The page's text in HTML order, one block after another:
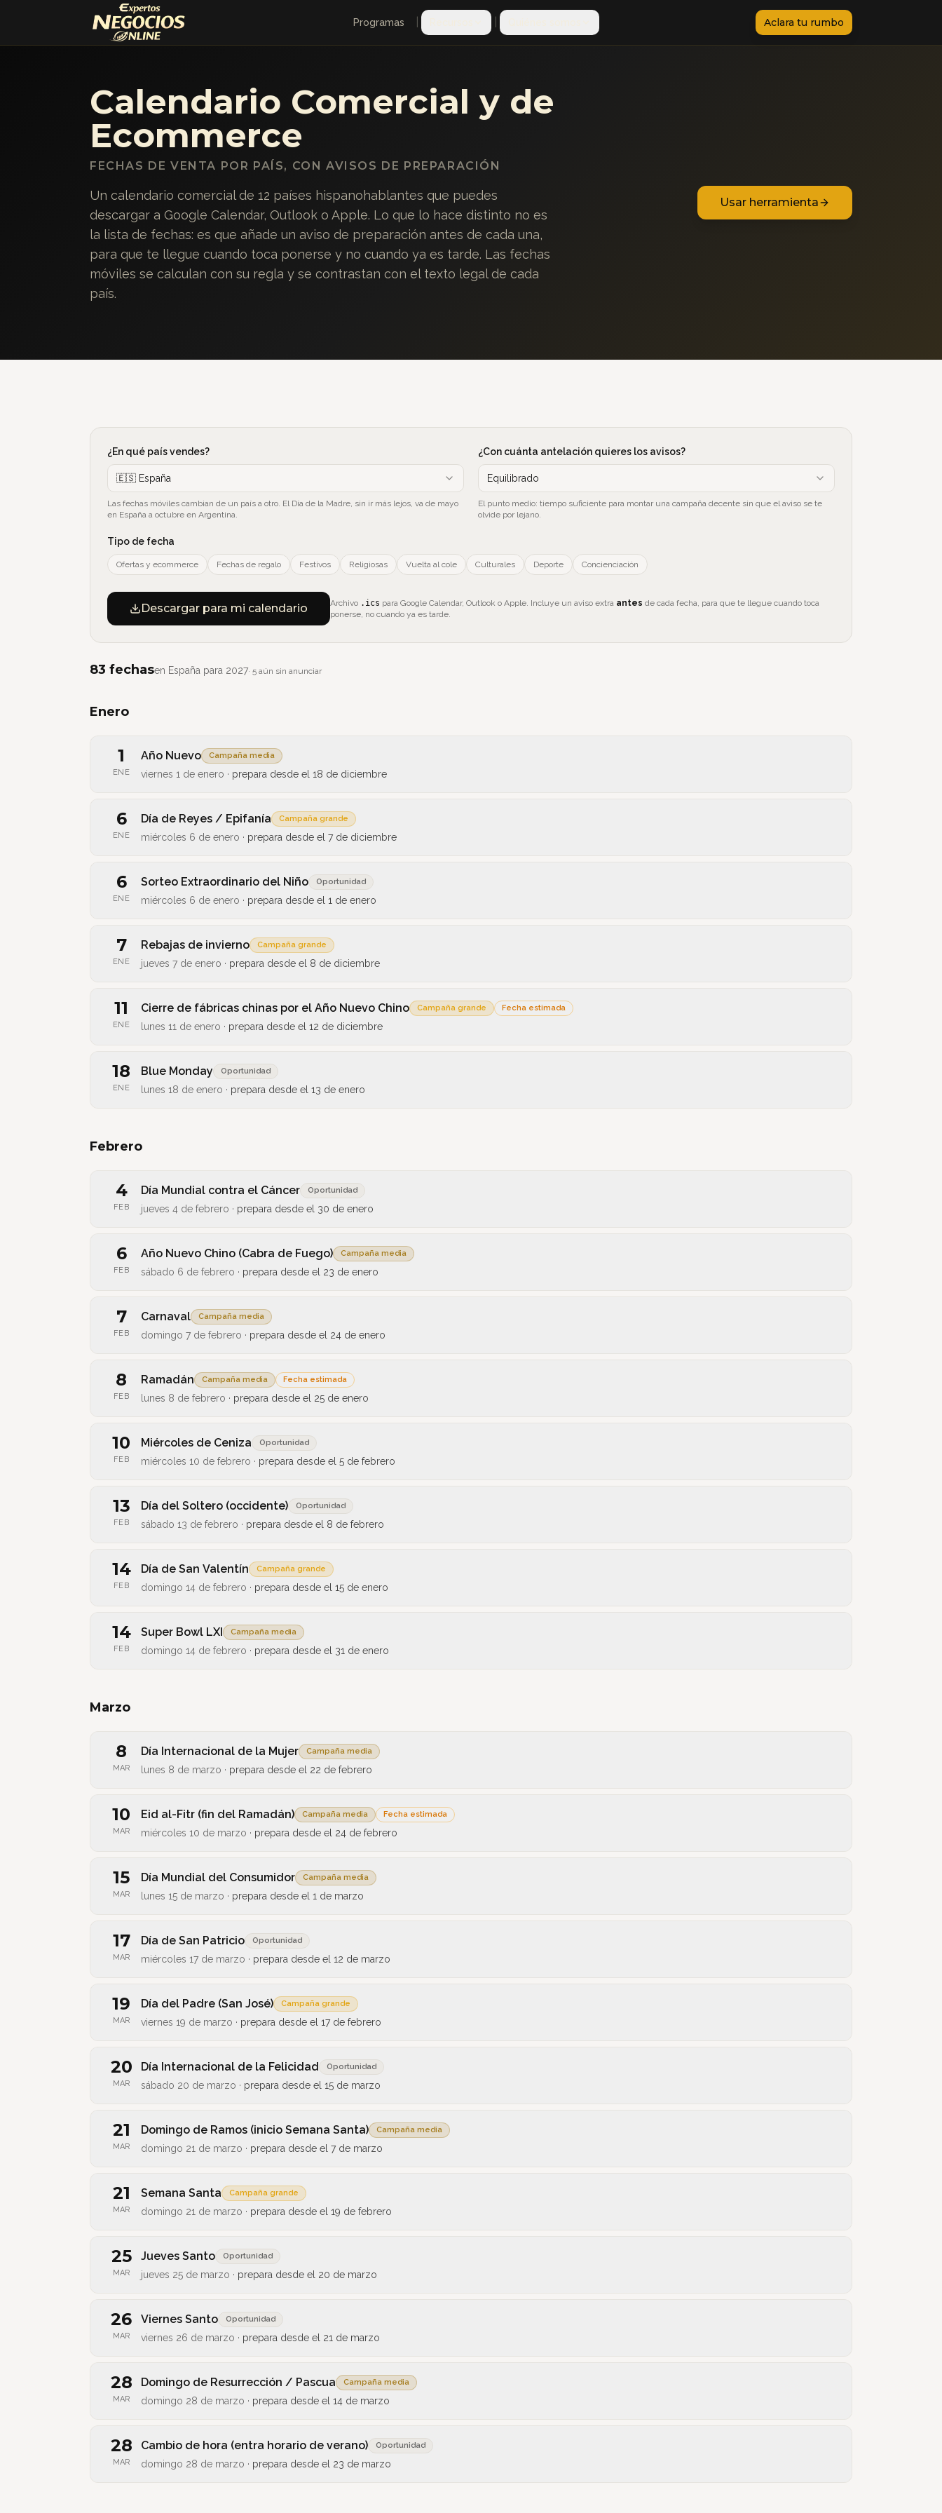
Programas Aclara tu rumbo
Calendario Comercial y de
Ecommerce
FECHAS DE VENTA POR PAÍS, CON AVISOS DE PREPARACIÓN
Un calendario comercial de 12 países hispanohablantes que puedes
descargar a Google Calendar, Outlook o Apple. Lo que lo hace distinto no es
la lista de fechas: es que añade un aviso de preparación antes de cada una,
para que te llegue cuando toca ponerse y no cuando ya es tarde. Las fechas
móviles se calculan con su regla y se contrastan con el texto legal de cada
país.
Usar herramienta
¿En qué país vendes?
🇪🇸 España
Las fechas móviles cambian de un país a otro. El Día de la Madre, sin ir más lejos, va de mayo
en España a octubre en Argentina.
¿Con cuánta antelación quieres los avisos?
Equilibrado
El punto medio: tiempo suficiente para montar una campaña decente sin que el aviso se te
olvide por lejano.
Tipo de fecha
Ofertas y ecommerce Fechas de regalo Festivos Religiosas Vuelta al cole Culturales Deporte Concienciación
Descargar para mi calendario Archivo .ics para Google Calendar, Outlook o Apple. Incluye un aviso extra antes de cada fecha, para que te llegue cuando toca
ponerse, no cuando ya es tarde.
83 fechasen España para 2027· 5 aún sin anunciar
Enero
1
ENE
Año Nuevo Campaña media
viernes 1 de enero · prepara desde el 18 de diciembre
6
ENE
Día de Reyes / Epifanía Campaña grande
miércoles 6 de enero · prepara desde el 7 de diciembre
6
ENE
Sorteo Extraordinario del Niño Oportunidad
miércoles 6 de enero · prepara desde el 1 de enero
7
ENE
Rebajas de invierno Campaña grande
jueves 7 de enero · prepara desde el 8 de diciembre
11
ENE
Cierre de fábricas chinas por el Año Nuevo Chino Campaña grande Fecha estimada
lunes 11 de enero · prepara desde el 12 de diciembre
18
ENE
Blue Monday Oportunidad
lunes 18 de enero · prepara desde el 13 de enero
Febrero
4
FEB
Día Mundial contra el Cáncer Oportunidad
jueves 4 de febrero · prepara desde el 30 de enero
6
FEB
Año Nuevo Chino (Cabra de Fuego) Campaña media
sábado 6 de febrero · prepara desde el 23 de enero
7
FEB
Carnaval Campaña media
domingo 7 de febrero · prepara desde el 24 de enero
8
FEB
Ramadán Campaña media Fecha estimada
lunes 8 de febrero · prepara desde el 25 de enero
10
FEB
Miércoles de Ceniza Oportunidad
miércoles 10 de febrero · prepara desde el 5 de febrero
13
FEB
Día del Soltero (occidente) Oportunidad
sábado 13 de febrero · prepara desde el 8 de febrero
14
FEB
Día de San Valentín Campaña grande
domingo 14 de febrero · prepara desde el 15 de enero
14
FEB
Super Bowl LXI Campaña media
domingo 14 de febrero · prepara desde el 31 de enero
Marzo
8
MAR
Día Internacional de la Mujer Campaña media
lunes 8 de marzo · prepara desde el 22 de febrero
10
MAR
Eid al-Fitr (fin del Ramadán) Campaña media Fecha estimada
miércoles 10 de marzo · prepara desde el 24 de febrero
15
MAR
Día Mundial del Consumidor Campaña media
lunes 15 de marzo · prepara desde el 1 de marzo
17
MAR
Día de San Patricio Oportunidad
miércoles 17 de marzo · prepara desde el 12 de marzo
19
MAR
Día del Padre (San José) Campaña grande
viernes 19 de marzo · prepara desde el 17 de febrero
20
MAR
Día Internacional de la Felicidad Oportunidad
sábado 20 de marzo · prepara desde el 15 de marzo
21
MAR
Domingo de Ramos (inicio Semana Santa) Campaña media
domingo 21 de marzo · prepara desde el 7 de marzo
21
MAR
Semana Santa Campaña grande
domingo 21 de marzo · prepara desde el 19 de febrero
25
MAR
Jueves Santo Oportunidad
jueves 25 de marzo · prepara desde el 20 de marzo
26
MAR
Viernes Santo Oportunidad
viernes 26 de marzo · prepara desde el 21 de marzo
28
MAR
Domingo de Resurrección / Pascua Campaña media
domingo 28 de marzo · prepara desde el 14 de marzo
28
MAR
Cambio de hora (entra horario de verano) Oportunidad
domingo 28 de marzo · prepara desde el 23 de marzo